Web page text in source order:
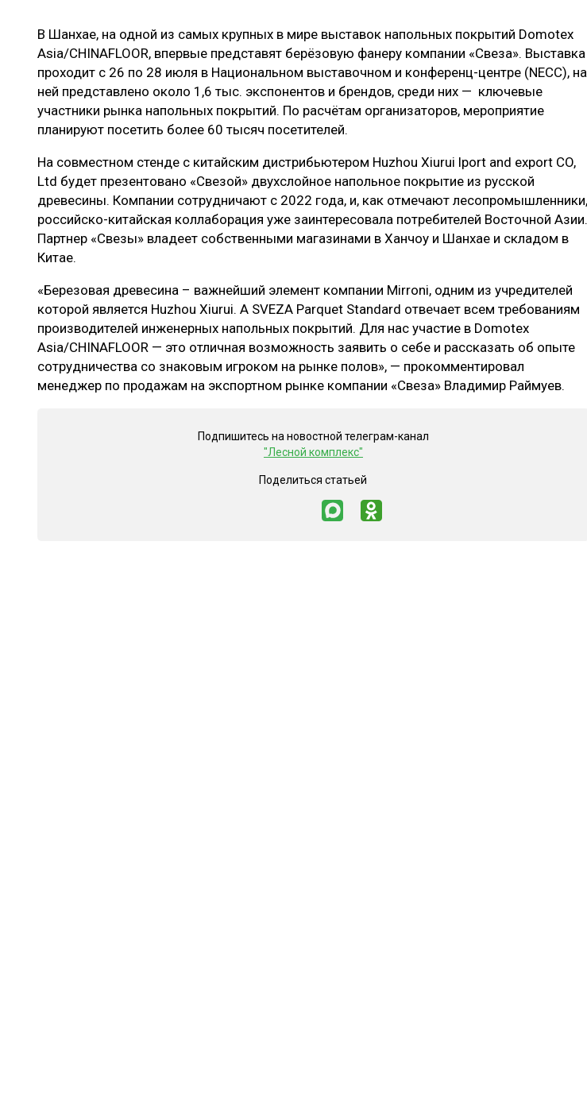
ЛОГИСТИКА
ПРОИЗВОДСТВО ДРЕВЕСНЫХ ПЛИТ
ЦБП
МЕБЕЛЬНОЕ ПРОИЗВОДСТВО
ЭКСПЕРТНОЕ МНЕНИЕ
В Шанхае, на одной из самых крупных в мире выставок напольных покрытий Domotex
Asia/CHINAFLOOR, впервые представят берёзовую фанеру компании «Свеза». Выставка
проходит с 26 по 28 июля в Национальном выставочном и конференц-центре (NECC), на
ней представлено около 1,6 тыс. экспонентов и брендов, среди них — ключевые
участники рынка напольных покрытий. По расчётам организаторов, мероприятие
планируют посетить более 60 тысяч посетителей.
На совместном стенде с китайским дистрибьютером Huzhou Xiurui lport and export CO,
Ltd будет презентовано «Свезой» двухслойное напольное покрытие из русской
древесины. Компании сотрудничают с 2022 года, и, как отмечают лесопромышленники,
российско-китайская коллаборация уже заинтересовала потребителей Восточной Азии.
Партнер «Свезы» владеет собственными магазинами в Ханчоу и Шанхае и складом в
Китае.
«Березовая древесина – важнейший элемент компании Mirroni, одним из учредителей
которой является Huzhou Xiurui. А SVEZA Parquet Standard отвечает всем требованиям
производителей инженерных напольных покрытий. Для нас участие в Domotex
Asia/CHINAFLOOR — это отличная возможность заявить о себе и рассказать об опыте
сотрудничества со знаковым игроком на рынке полов», — прокомментировал
менеджер по продажам на экспортном рынке компании «Свеза» Владимир Раймуев.
Подпишитесь на новостной телеграм-канал
"Лесной комплекс"
Поделиться статьей